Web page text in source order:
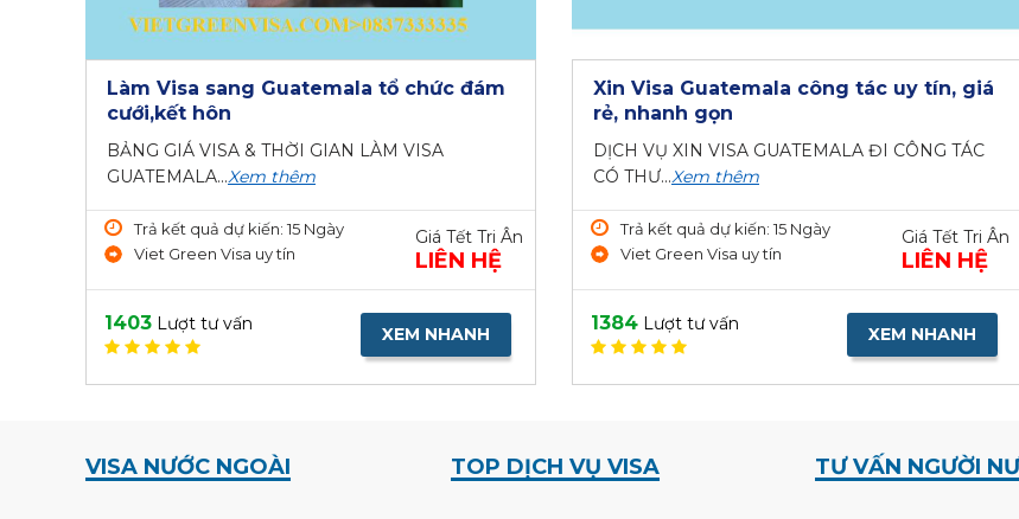
Làm Visa sang Guatemala tổ chức đám
cưới,kết hôn
BẢNG GIÁ VISA & THỜI GIAN LÀM VISA
GUATEMALA...Xem thêm
Trả kết quả dự kiến: 15 Ngày
Viet Green Visa uy tín
Giá Tết Tri Ân
LIÊN HỆ
1403 Lượt tư vấn XEM NHANH
Xin Visa Guatemala công tác uy tín, giá
rẻ, nhanh gọn
DỊCH VỤ XIN VISA GUATEMALA ĐI CÔNG TÁC
CÓ THƯ...Xem thêm
Trả kết quả dự kiến: 15 Ngày
Viet Green Visa uy tín
Giá Tết Tri Ân
LIÊN HỆ
1384Lượt tư vấn XEM NHANH
VISA NƯỚC NGOÀI TOP DỊCH VỤ VISA TƯ VẤN NGƯỜI